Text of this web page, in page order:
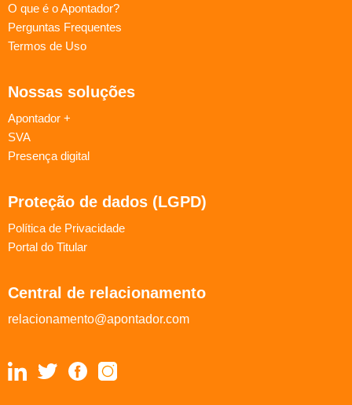
O que é o Apontador?
Perguntas Frequentes
Termos de Uso
Nossas soluções
Apontador +
SVA
Presença digital
Proteção de dados (LGPD)
Política de Privacidade
Portal do Titular
Central de relacionamento
relacionamento@apontador.com